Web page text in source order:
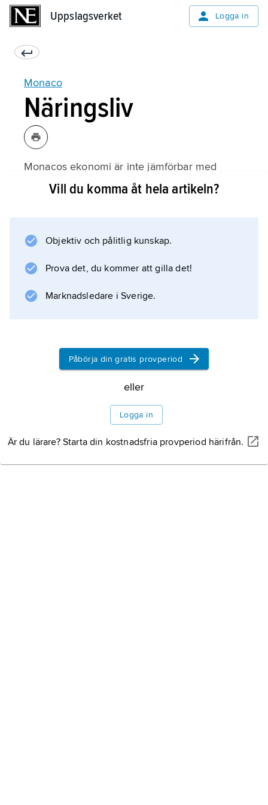
Uppslagsverket Logga in
Monaco
Näringsliv
Monacos ekonomi är inte jämförbar med
något annat lands i Europa. I ett land utan
en stor del av inkomsterna från utlandet är det
svårt att göra en rättvis uppskattning av
Utrikeshandel
Information om artikeln
Vill du komma åt hela artikeln?
Objektiv och pålitlig kunskap.
Prova det, du kommer att gilla det!
Marknadsledare i Sverige.
Påbörja din gratis provperiod
eller
Logga in
Är du lärare? Starta din kostnadsfria provperiod härifrån.